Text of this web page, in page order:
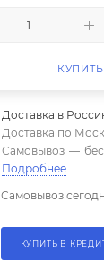
Доставка в
Доставка по
Самовывоз —
Подробнее
Самовывоз
КУПИТЬ В